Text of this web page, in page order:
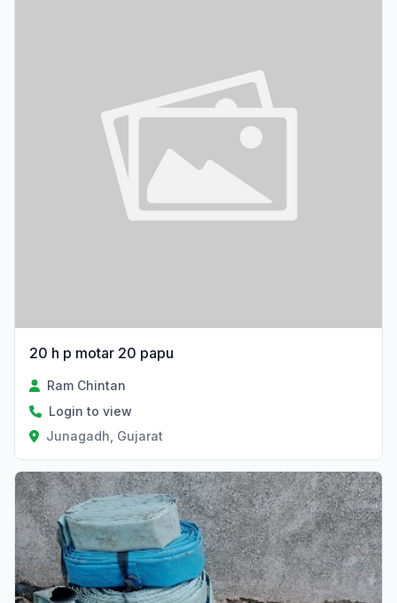
20 h p motar 20 papu
Ram Chintan
Login to view
Junagadh, Gujarat